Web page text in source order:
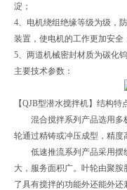
淀；
4、电机绕组绝缘等级为级，
装置，使电机的工作更加安全
5、两道机械密封材质为碳化
主要技术参数：
【QJB型潜水搅拌机】结构特
混合搅拌系列产品选用多
轮通过精铸或冲压成型，精度
低速推流系列产品采用摆
大，服务面积广。叶轮由聚
了具有搅拌的功能外还能外还